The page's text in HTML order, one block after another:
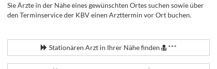
Sie Ärzte in der Nähe eines gewünschten Ortes suchen sowie über
den Terminservice der KBV einen Arzttermin vor Ort buchen.
Stationären Arzt in Ihrer Nähe finden ***